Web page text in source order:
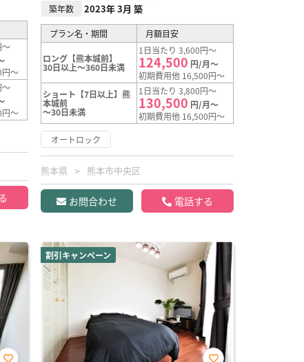
～
～
～
～
築年数 2023年 3月 築
プラン名・期間 月額目安
ロング【熊本城前】
30日以上～360日未満
1日当たり 3,600円～
124,500 円/月～
初期費用他 16,500円～
ショート【7日以上】熊
本城前
～30日未満
1日当たり 3,800円～
130,500 円/月～
初期費用他 16,500円～
オートロック
熊本県 熊本市中央区
お問合わせ 電話する
割引キャンペーン